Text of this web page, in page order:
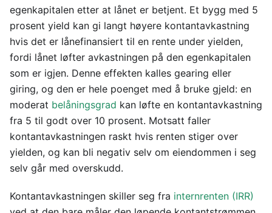
egenkapitalen etter at lånet er betjent. Et bygg med 5
prosent yield kan gi langt høyere kontantavkastning
hvis det er lånefinansiert til en rente under yielden,
fordi lånet løfter avkastningen på den egenkapitalen
som er igjen. Denne effekten kalles gearing eller
giring, og den er hele poenget med å bruke gjeld: en
moderat belåningsgrad kan løfte en kontantavkastning
fra 5 til godt over 10 prosent. Motsatt faller
kontantavkastningen raskt hvis renten stiger over
yielden, og kan bli negativ selv om eiendommen i seg
selv går med overskudd.
Kontantavkastningen skiller seg fra internrenten (IRR)